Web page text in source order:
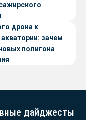
дрона к
зачем
полигона
дайджесты